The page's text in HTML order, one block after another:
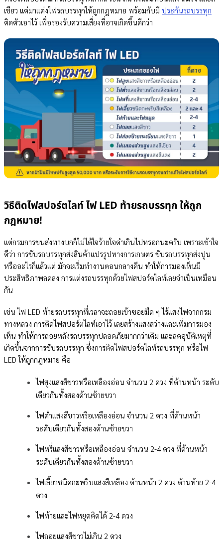
เขียว แต่มาแต่งไฟรถบรรทุกให้ถูกกฎหมาย พร้อมกับมี ประกันรถบรรทุก
ติดตัวเอาไว้ เพื่อรองรับความเสี่ยงที่อาจเกิดขึ้นดีกว่า
วิธีติดไฟสปอร์ตไลท์ ไฟ LED ท้ายรถบรรทุก ให้ถูก
กฎหมาย!
แต่กรมการขนส่งทางบกก็ไม่ได้ใจร้ายใจดำเกินไปหรอกนะครับ เพราะเข้าใจ
ดีว่า การขับรถบรรทุกส่งสินค้าแปรรูปทางการเกษตร ขับรถบรรทุกส่งปูน
หรืออะไรก็แล้วแต่ มักจะเริ่มทำงานตอนกลางคืน ทำให้การมองเห็นมี
ประสิทธิภาพลดลง การแต่งรถบรรทุกด้วยไฟสปอร์ตไลท์เลยจำเป็นเหมือน
กัน
เช่น ไฟ LED ท้ายรถบรรทุกที่เวลาจะถอยเข้าซอยมืด ๆ ไร้แสงไฟจากกรม
ทางหลวง การติดไฟสปอร์ตไลท์เอาไว้ เลยสร้างแสงสว่างและเพิ่มการมอง
เห็น ทำให้การถอยหลังรถบรรทุกปลอดภัยมากกว่าเดิม และลดอุบัติเหตุที่
เกิดขึ้นจากการขับรถบรรทุก ซึ่งการติดไฟสปอร์ตไลท์รถบรรทุก หรือไฟ
LED ให้ถูกกฎหมาย คือ
ไฟสูงแสงสีขาวหรือเหลืองอ่อน จำนวน 2 ดวง ที่ด้านหน้า ระดับ
เดียวกันทั้งสองด้านซ้ายขวา
ไฟต่ำแสงสีขาวหรือเหลืองอ่อน จำนวน 2 ดวง ที่ด้านหน้า
ระดับเดียวกันทั้งสองด้านซ้ายขวา
ไฟหรี่แสงสีขาวหรือเหลืองอ่อน จำนวน 2-4 ดวง ที่ด้านหน้า
ระดับเดียวกันทั้งสองด้านซ้ายขวา
ไฟเลี้ยวชนิดกะพริบแสงสีเหลือง ด้านหน้า 2 ดวง ด้านท้าย 2-4
ดวง
ไฟท้ายและไฟหยุดติดได้ 2-4 ดวง
ไฟถอยแสงสีขาวไม่เกิน 2 ดวง